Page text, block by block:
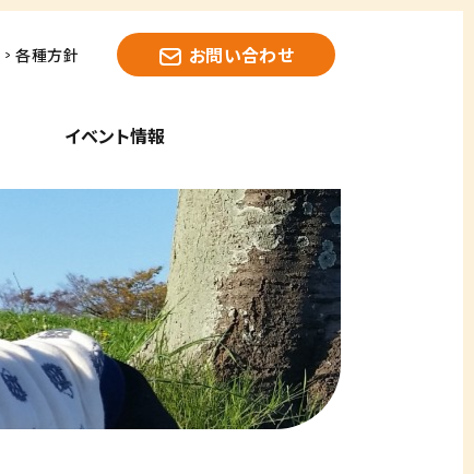
イベント情報
各種方針 お問い合わせ